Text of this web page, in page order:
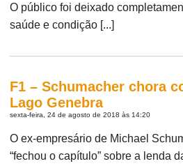
O público foi deixado
saúde e condição [...]
F1 – Schumacher chora
Lago Genebra
sexta-feira, 24 de agosto de 2018 às 14:20
O ex-empresário de Michael
“fechou o capítulo” sobre a lenda